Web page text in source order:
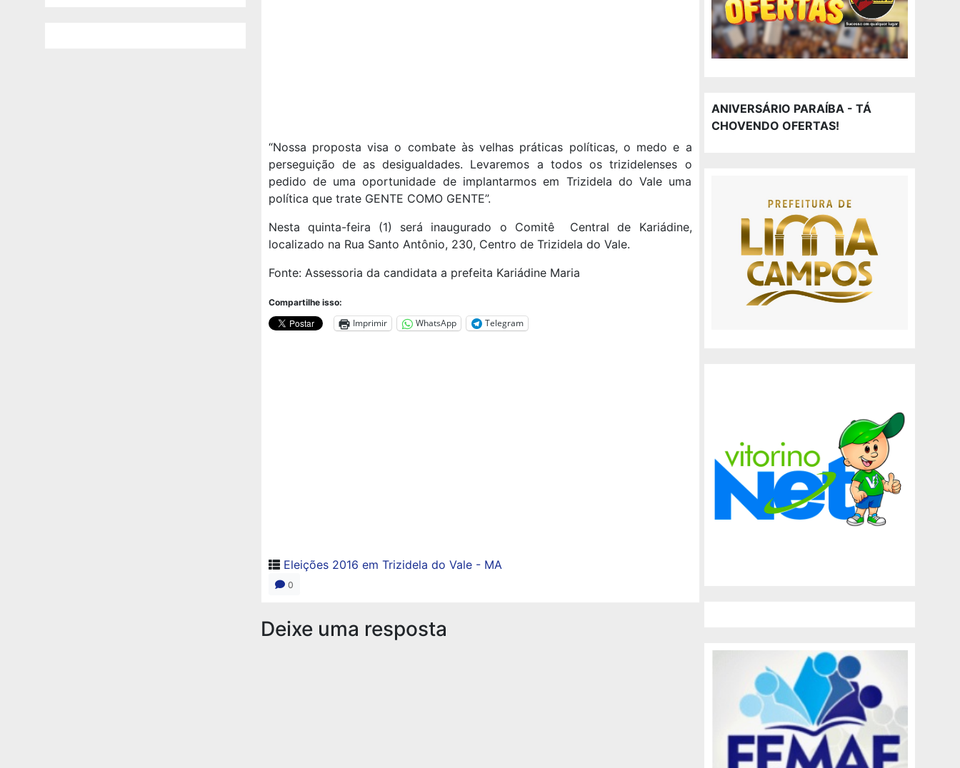
“Nossa proposta visa o combate às velhas práticas políticas, o medo e a
perseguição de as desigualdades. Levaremos a todos os trizidelenses o
pedido de uma oportunidade de implantarmos em Trizidela do Vale uma
política que trate GENTE COMO GENTE”.
Nesta quinta-feira (1) será inaugurado o Comitê Central de Kariádine,
localizado na Rua Santo Antônio, 230, Centro de Trizidela do Vale.
Fonte: Assessoria da candidata a prefeita Kariádine Maria
Compartilhe isso:
Imprimir WhatsApp Telegram
Eleições 2016 em Trizidela do Vale - MA
0
Deixe uma resposta
ANIVERSÁRIO PARAÍBA - TÁ
CHOVENDO OFERTAS!